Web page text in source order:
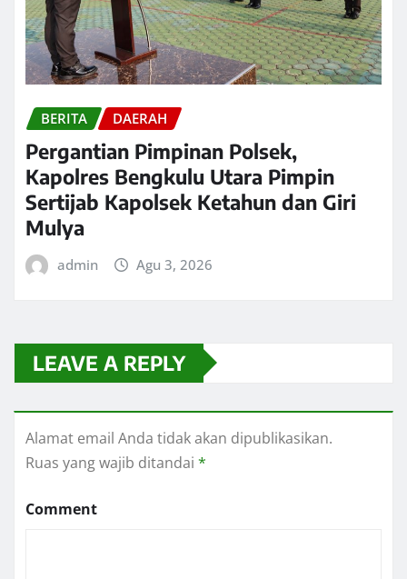
BERITA DAERAH
Pergantian Pimpinan Polsek,
Kapolres Bengkulu Utara Pimpin
Sertijab Kapolsek Ketahun dan Giri
Mulya
admin Agu 3, 2026
LEAVE A REPLY
Alamat email Anda tidak akan dipublikasikan.
Ruas yang wajib ditandai *
Comment